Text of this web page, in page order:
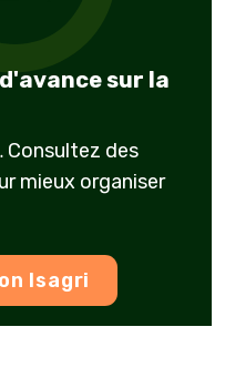
sur la
Consultez des
mieux organiser
Isagri